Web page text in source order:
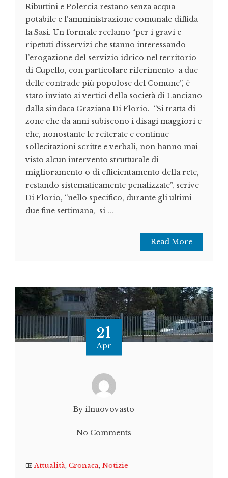
Ributtini e Polercia restano senza acqua
potabile e l’amministrazione comunale diffida
la Sasi. Un formale reclamo “per i gravi e
ripetuti disservizi che stanno interessando
l’erogazione del servizio idrico nel territorio
di Cupello, con particolare riferimento a due
delle contrade più popolose del Comune”, è
stato inviato ai vertici della società di Lanciano
dalla sindaca Graziana Di Florio. “Si tratta di
zone che da anni subiscono i disagi maggiori e
che, nonostante le reiterate e continue
sollecitazioni scritte e verbali, non hanno mai
visto alcun intervento strutturale di
miglioramento o di efficientamento della rete,
restando sistematicamente penalizzate”, scrive
Di Florio, “nello specifico, durante gli ultimi
due fine settimana, si ...
Read More
21
Apr
By ilnuovovasto
No Comments
Attualità, Cronaca, Notizie